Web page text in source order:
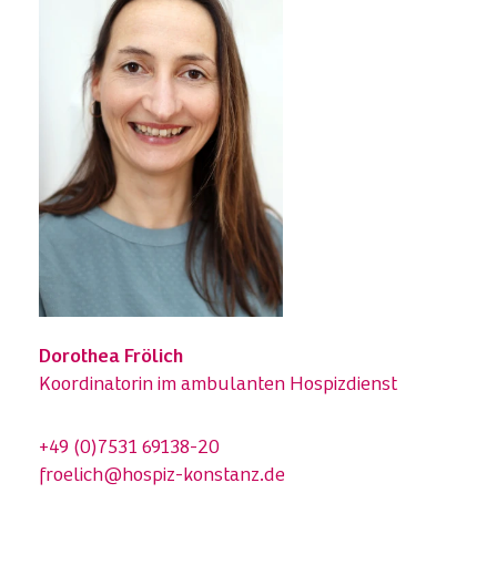
Dorothea Frölich
Koordinatorin im ambulanten Hospizdienst
+49 (0)7531 69138-20
froelich@hospiz-konstanz.de